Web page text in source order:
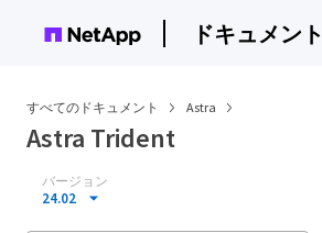
ドキュメント
すべてのドキュメント Astra
Astra Trident
バージョン
24.02